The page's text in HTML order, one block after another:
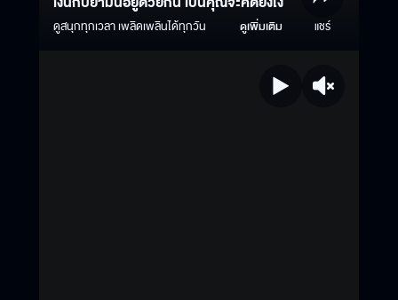
ดูสนุกทุกเวลา เพลิดเพลินได้ทุกวัน ดูเพิ่มเติม แชร์